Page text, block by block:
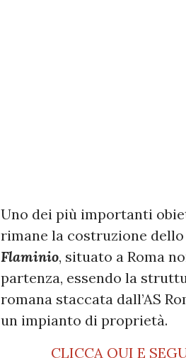
Uno dei più importanti
rimane la costruzione
Flaminio, situato a Roma
partenza, essendo la
romana staccata dall’AS
un impianto di proprietà.
CLICCA QUI E